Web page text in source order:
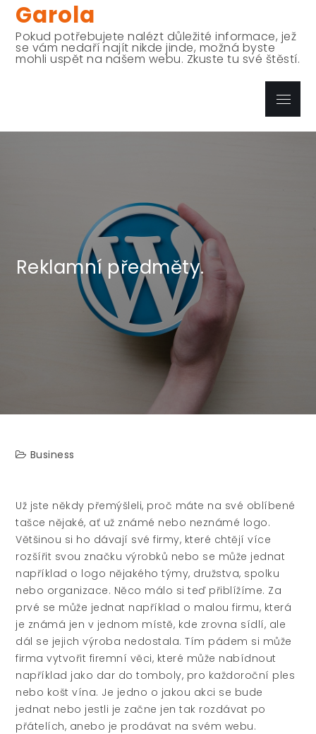
Skip
content
Garola
Pokud potřebujete nalézt důležité informace, jež
se vám nedaří najít nikde jinde, možná byste
mohli uspět na našem webu. Zkuste tu své štěstí.
Menu
Reklamní předměty.
Business
Už jste někdy přemýšleli, proč máte na své oblíbené
tašce nějaké, ať už známé nebo neznámé logo.
Většinou si ho dávají své firmy, které chtějí více
rozšířit svou značku výrobků nebo se může jednat
například o logo nějakého týmy, družstva, spolku
nebo organizace. Něco málo si teď přiblížíme. Za
prvé se může jednat například o malou firmu, která
je známá jen v jednom místě, kde zrovna sídlí, ale
dál se jejich výroba nedostala. Tím pádem si může
firma vytvořit firemní věci, které může nabídnout
například jako dar do tomboly, pro každoroční ples
nebo košt vína. Je jedno o jakou akci se bude
jednat nebo jestli je začne jen tak rozdávat po
přátelích, anebo je prodávat na svém webu.